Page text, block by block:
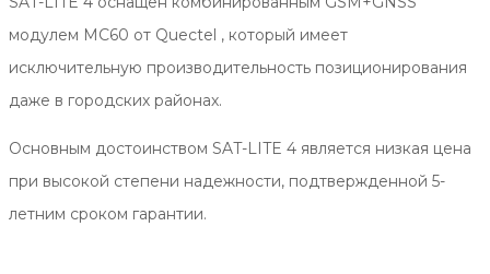
модулем MC60 от Quectel , который имеет
исключительную производительность позиционирования
даже в городских районах.
Основным достоинством SAT-LITE 4 является низкая цена
при высокой степени надежности, подтвержденной 5-
летним сроком гарантии.